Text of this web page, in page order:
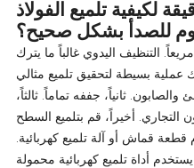
لكيفية تلميع الفولاذ
للصدأ بشكل صحيح؟
التنظيف اليدوي غالباً ما يترك
بسيطة لتحقيق تلميع مثالي
والصابون. ثانياً، جففه تماماً. ثالثاً،
التجاري. أخيراً، قم بتلميع السطح
قماش أو آلة تلميع كهربائية.
أداة تلميع كهربائية محمولة